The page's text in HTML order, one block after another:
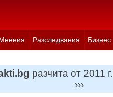
Разследвания Бизнес
разчита от 2011
›››